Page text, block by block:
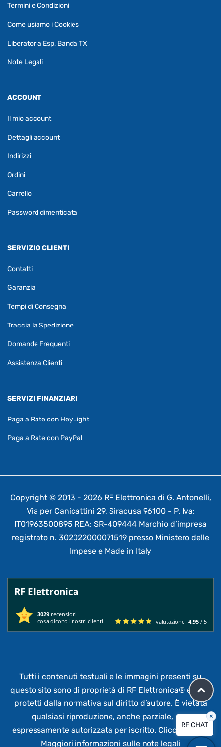
Termini e Condizioni
Come usiamo i Cookies
Liberatoria Esp, Banda TX
Note Legali
ACCOUNT
Il mio account
Dettagli account
Indirizzi
Ordini
Carrello
Password dimenticata
SERVIZIO CLIENTI
Contatti
Garanzia
Tempi di Consegna
Traccia la Spedizione
Domande Frequenti
Assistenza Clienti
SERVIZI FINANZIARI
Paga a Rate con HeyLight
Paga a Rate con PayPal
Copyright © 2013 - 2026 RF Elettronica di G. Antonelli,
Via per Canicattini 29, Siracusa 96100 - P. Iva:
IT01963500895 REA: SR-409444 Marchio d’impresa
registrato n. 302022000071519 presso Ministero delle
Impese e Made in Italy
RF Elettronica
3029 recensioni
cosa dicono i nostri clienti
valutazione 4.95 / 5
Tutti i contenuti testuali e le immagini presenti su
questo sito sono di proprietà di RF Elettronica® e sono
protetti dalla normativa sul diritto d’autore. È vietata
qualsiasi riproduzione, anche parziale, non
espressamente autorizzata per iscritto. Clicca qui per
Maggiori informazioni sulle note legali
RF CHAT
×